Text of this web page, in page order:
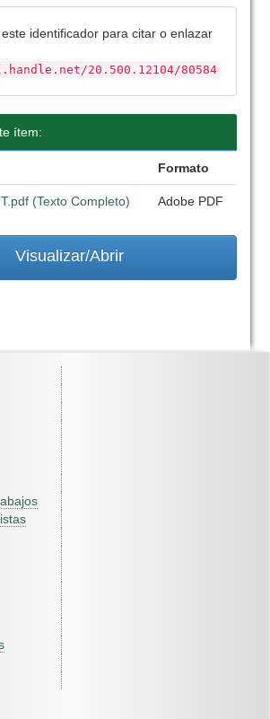
identificador para citar o enlazar
20.500.12104/80584
ítem:
Formato
(Texto Completo) Adobe PDF
Visualizar/Abrir